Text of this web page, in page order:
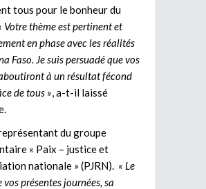
tous pour le bonheur du
Votre thème est pertinent et
en phase avec les réalités
Faso. Je suis persuadé que vos
à un résultat fécond
de tous » , a-t-il laissé
du groupe
« Paix – justice et
nationale » (PJRN). « Le
vos présentes journées, sa